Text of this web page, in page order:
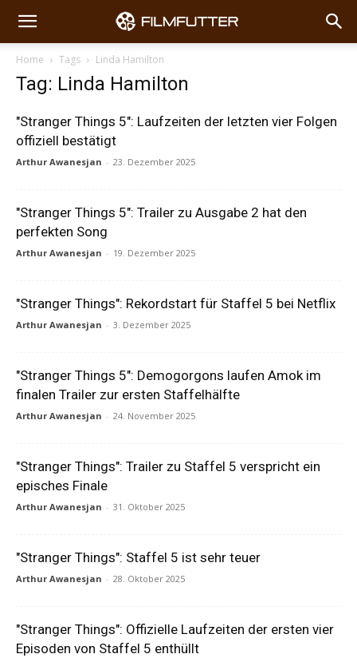
Home Tags Linda Hamilton
Tag: Linda Hamilton
"Stranger Things 5": Laufzeiten der letzten vier Folgen
offiziell bestätigt
Arthur Awanesjan - 23. Dezember 2025
"Stranger Things 5": Trailer zu Ausgabe 2 hat den
perfekten Song
Arthur Awanesjan - 19. Dezember 2025
"Stranger Things": Rekordstart für Staffel 5 bei Netflix
Arthur Awanesjan - 3. Dezember 2025
"Stranger Things 5": Demogorgons laufen Amok im
finalen Trailer zur ersten Staffelhälfte
Arthur Awanesjan - 24. November 2025
"Stranger Things": Trailer zu Staffel 5 verspricht ein
episches Finale
Arthur Awanesjan - 31. Oktober 2025
"Stranger Things": Staffel 5 ist sehr teuer
Arthur Awanesjan - 28. Oktober 2025
"Stranger Things": Offizielle Laufzeiten der ersten vier
Episoden von Staffel 5 enthüllt